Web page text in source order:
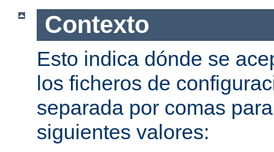
Contexto
Esto indica dónde se
los ficheros de
separada por comas
siguientes valores: